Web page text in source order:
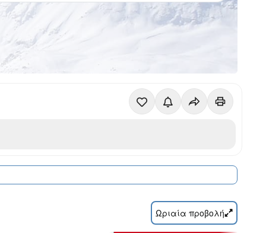
Ωριαία προβολή